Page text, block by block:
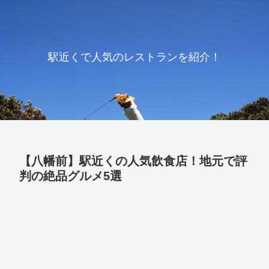
駅近くで人気のレストランを紹介！
【八幡前】駅近くの人気飲食店！地元で評
判の絶品グルメ5選